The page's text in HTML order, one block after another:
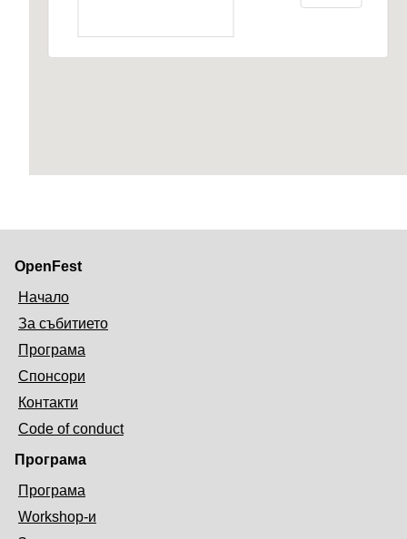
OpenFest
Начало
За събитието
Програма
Спонсори
Контакти
Code of conduct
Програма
Програма
Workshop-и